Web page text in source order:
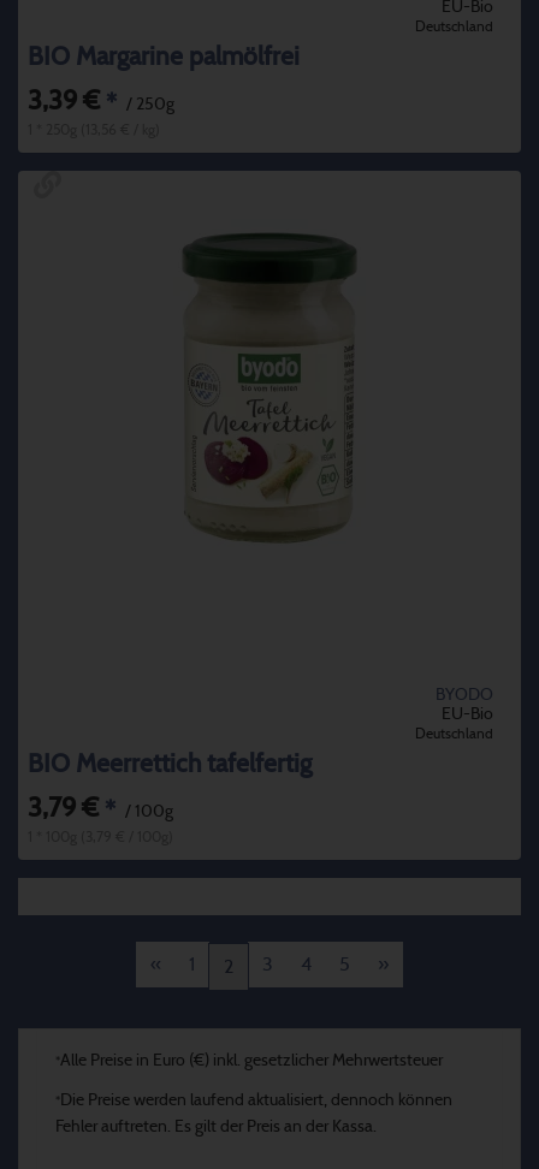
EU-Bio
Deutschland
BIO Margarine palmölfrei
3,39 € * / 250g
BYODO
EU-Bio
Deutschland
BIO Meerrettich tafelfertig
3,79 € * / 100g
« 1 2 3 4 5 »
*Alle Preise in Euro (€) inkl. gesetzlicher Mehrwertsteuer
* Die Preise werden laufend aktualisiert, dennoch können
Fehler auftreten. Es gilt der Preis an der Kassa.